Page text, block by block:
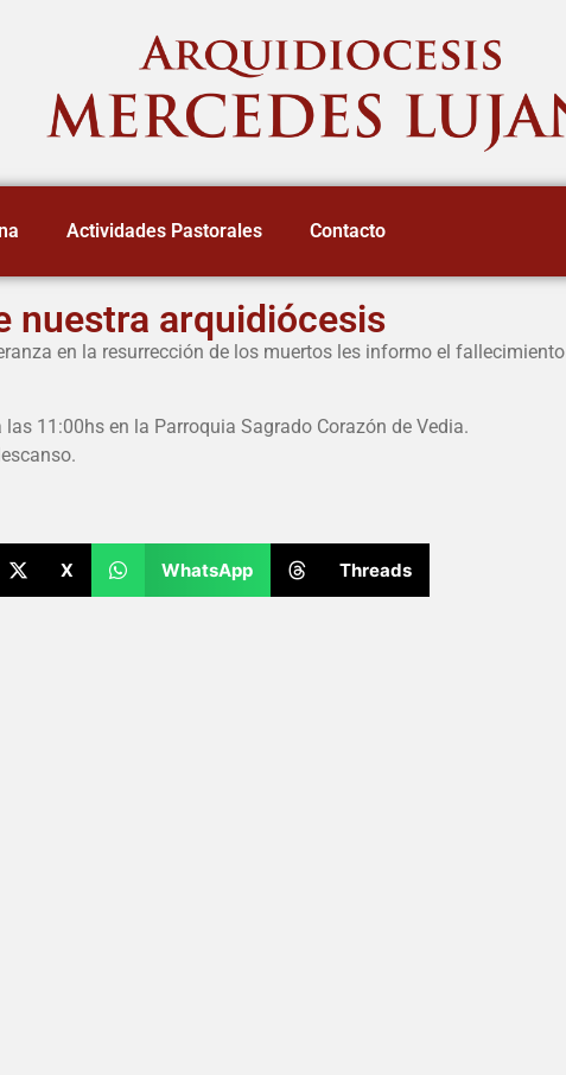
Actividades Pastorales Contacto
nuestra arquidiócesis
en la resurrección de los muertos les informo el fallecimiento
11:00hs en la Parroquia Sagrado Corazón de Vedia.
X WhatsApp Threads